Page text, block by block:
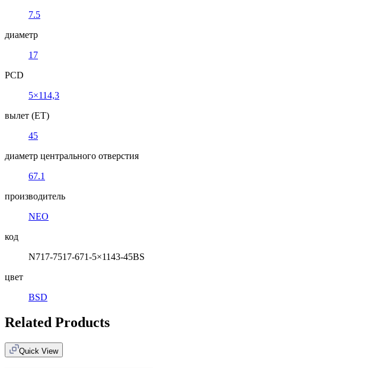
7.5
диаметр
17
PCD
5×114,3
вылет (ET)
45
диаметр центрального отверстия
67.1
производитель
NEO
код
N717-7517-671-5×1143-45BS
цвет
BSD
Related Products
Quick View